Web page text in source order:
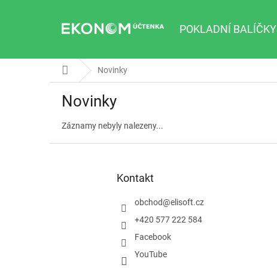
POKLADNÍ BALÍČKY
Domů Novinky
Novinky
Záznamy nebyly nalezeny...
Kontakt
obchod@elisoft.cz
+420 577 222 584
Facebook
YouTube